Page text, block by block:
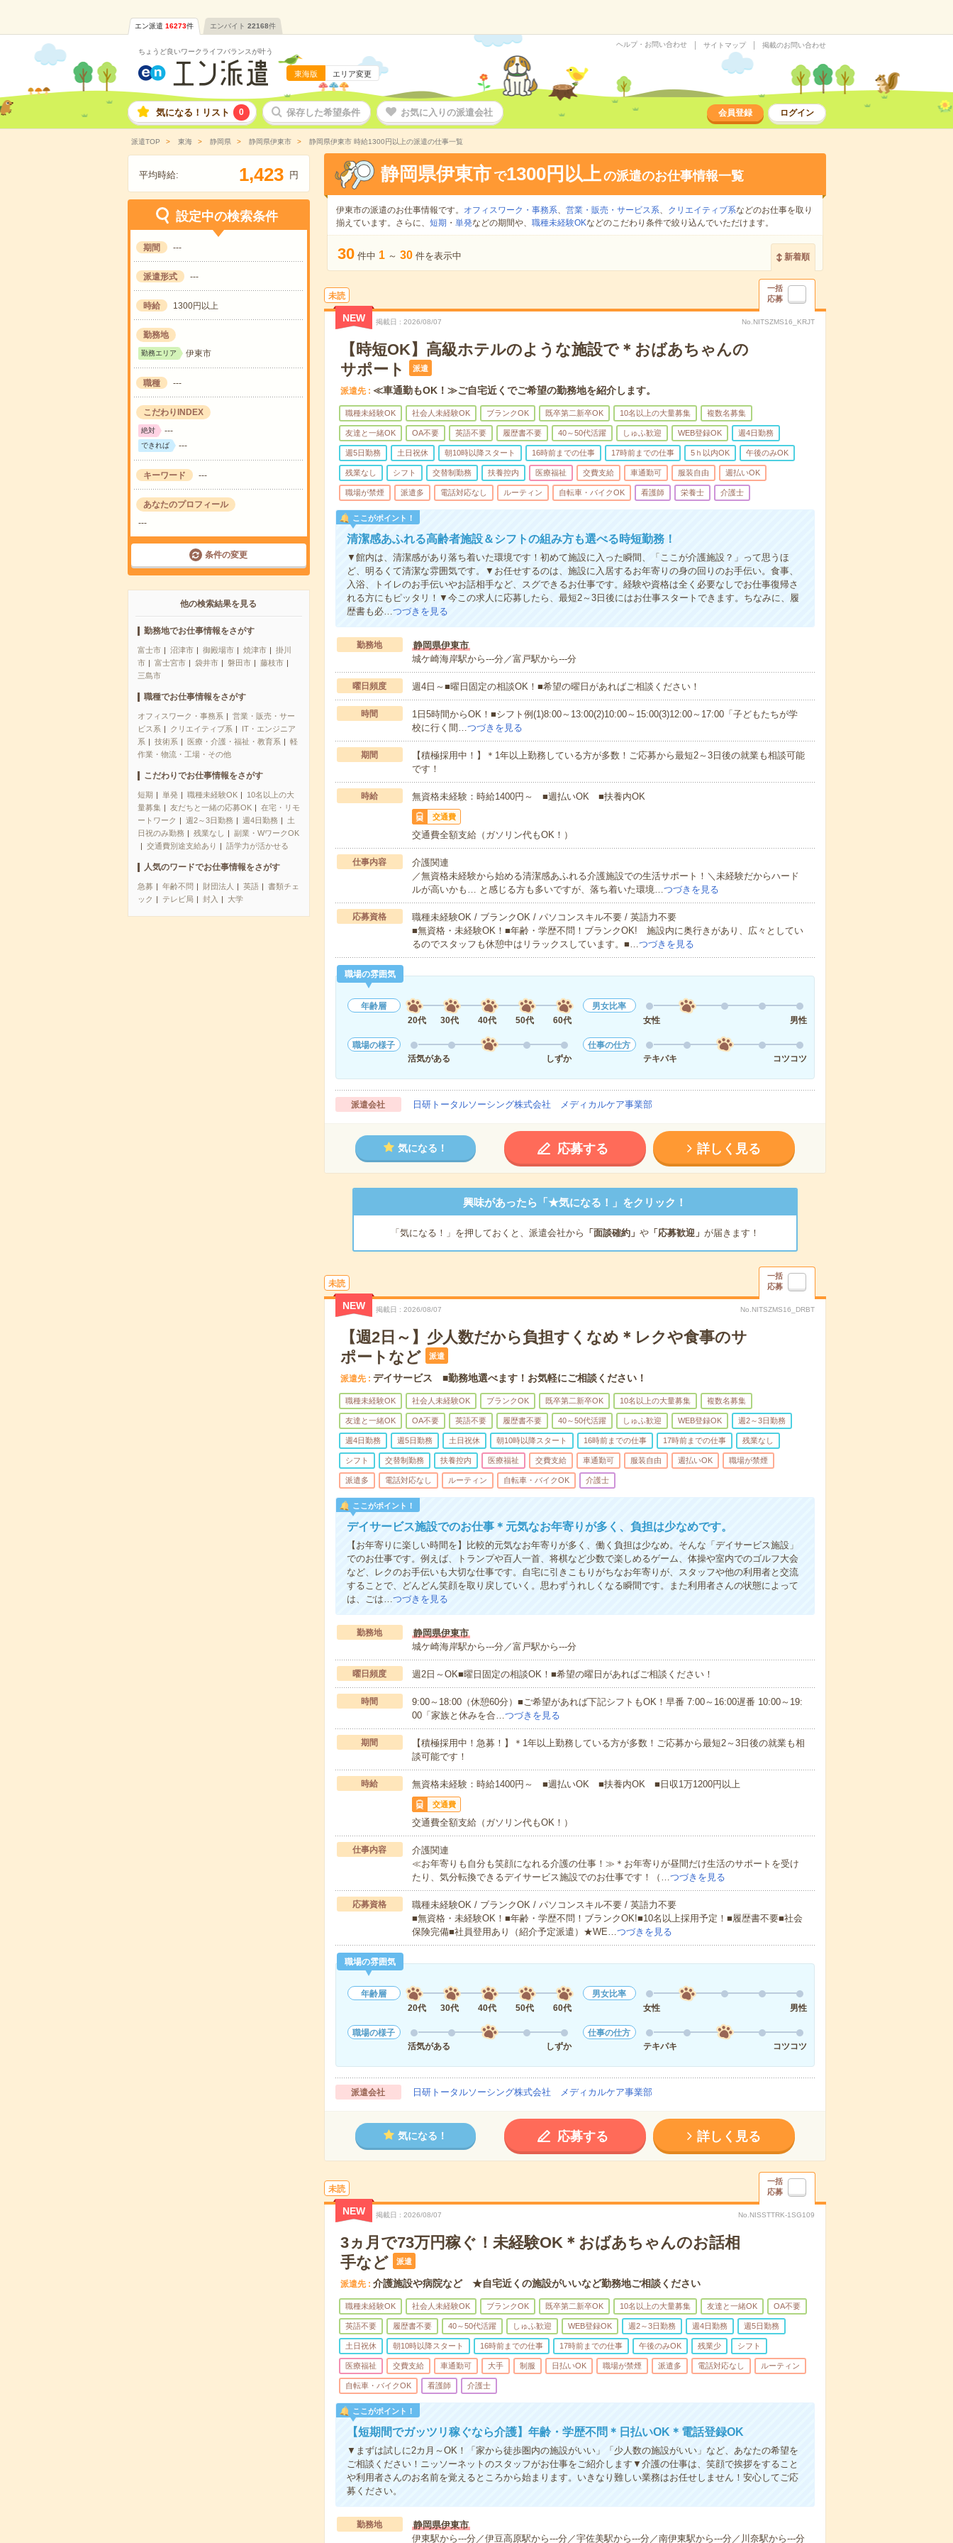
エン派遣 16273件 エンバイト 22168件
ちょうど良いワークライフバランスが叶う
東海版 エリア変更
ヘルプ・お問い合わせ サイトマップ 掲載のお問い合わせ
気になる！リスト 0 保存した希望条件 お気に入りの派遣会社 会員登録 ログイン
派遣TOP 東海 静岡県 静岡県伊東市 静岡県伊東市 時給1300円以上の派遣の仕事一覧
平均時給: 1,423 円
設定中の検索条件
期間 ---
派遣形式 ---
時給 1300円以上
勤務地
勤務エリア 伊東市
職種 ---
こだわりINDEX
絶対 ---
できれば ---
キーワード ---
あなたのプロフィール
---
条件の変更
他の検索結果を見る
勤務地でお仕事情報をさがす
富士市 沼津市 御殿場市 焼津市
掛川
市
富士宮市 袋井市 磐田市
藤枝市
三島市
職種でお仕事情報をさがす
オフィスワーク・事務系
営業・販売・サー
ビス系
クリエイティブ系
IT・エンジニア
系
技術系 医療・介護・福祉・教育系
軽
作業・物流・工場・その他
こだわりでお仕事情報をさがす
短期 単発 職種未経験OK
10名以上の大
量募集
友だちと一緒の応募OK
在宅・リモ
ートワーク
週2～3日勤務 週4日勤務
土
日祝のみ勤務
残業なし
副業・WワークOK
交通費別途支給あり
語学力が活かせる
人気のワードでお仕事情報をさがす
急募 年齢不問 財団法人 英語
書類チェ
ック
テレビ局 封入 大学
静岡県伊東市 で1300円以上の派遣のお仕事情報一覧
伊東市の派遣のお仕事情報です。 オフィスワーク・事務系、 営業・販売・サービス系、 クリエイティブ系などのお仕事を取り
揃えています。さらに、 短期 ・ 単発などの期間や、 職種未経験OKなどのこだわり条件で絞り込んでいただけます。
30 件中 1 ～ 30 件を表示中 新着順
未読
一括
応募
NEW 掲載日 2026/08/07 No.NITSZMS16_KRJT
【時短OK】高級ホテルのような施設で＊おばあちゃんの
サポート
派遣
派遣先 ≪車通勤もOK！≫ご自宅近くでご希望の勤務地を紹介します。
職種未経験OK 社会人未経験OK ブランクOK 既卒第二新卒OK 10名以上の大量募集 複数名募集
友達と一緒OK OA不要 英語不要 履歴書不要 40～50代活躍 しゅふ歓迎 WEB登録OK 週4日勤務
週5日勤務 土日祝休 朝10時以降スタート 16時前までの仕事 17時前までの仕事 5ｈ以内OK 午後のみOK
残業なし シフト 交替制勤務 扶養控内 医療福祉 交費支給 車通勤可 服装自由 週払いOK
職場が禁煙 派遣多 電話対応なし ルーティン 自転車・バイクOK 看護師 栄養士 介護士
ここがポイント！
清潔感あふれる高齢者施設＆シフトの組み方も選べる時短勤務！
▼館内は、清潔感があり落ち着いた環境です！初めて施設に入った瞬間、「ここが介護施設？」って思うほ
ど、明るくて清潔な雰囲気です。▼お任せするのは、施設に入居するお年寄りの身の回りのお手伝い。食事、
入浴、トイレのお手伝いやお話相手など、スグできるお仕事です。経験や資格は全く必要なしでお仕事復帰さ
れる方にもピッタリ！▼今この求人に応募したら、最短2～3日後にはお仕事スタートできます。ちなみに、履
歴書も必…つづきを見る
勤務地
静岡県伊東市
城ケ崎海岸駅から---分／富戸駅から---分
曜日頻度 週4日～■曜日固定の相談OK！■希望の曜日があればご相談ください！
時間
1日5時間からOK！■シフト例(1)8:00～13:00(2)10:00～15:00(3)12:00～17:00「子どもたちが学
校に行く間…つづきを見る
期間
【積極採用中！】＊1年以上勤務している方が多数！ご応募から最短2～3日後の就業も相談可能
です！
時給 無資格未経験：時給1400円～ ■週払いOK ■扶養内OK
交通費
交通費全額支給（ガソリン代もOK！）
仕事内容
介護関連
／無資格未経験から始める清潔感あふれる介護施設での生活サポート！＼未経験だからハード
ルが高いかも… と感じる方も多いですが、落ち着いた環境…つづきを見る
応募資格
職種未経験OK / ブランクOK / パソコンスキル不要 / 英語力不要
■無資格・未経験OK！■年齢・学歴不問！ブランクOK! 施設内に奥行きがあり、広々としてい
るのでスタッフも休憩中はリラックスしています。■…つづきを見る
職場の雰囲気
年齢層
20代
30代 40代 50代 60代
男女比率
女性
男性
職場の様子
活気がある
しずか
仕事の仕方
テキパキ
コツコツ
派遣会社 日研トータルソーシング株式会社 メディカルケア事業部
気になる！ 応募する 詳しく見る
興味があったら「★気になる！」をクリック！
「気になる！」を押しておくと、派遣会社から 「面談確約」 や「応募歓迎」 が届きます！
未読
一括
応募
NEW 掲載日 2026/08/07 No.NITSZMS16_DRBT
【週2日～】少人数だから負担すくなめ＊レクや食事のサ
ポートなど
派遣
派遣先 デイサービス ■勤務地選べます！お気軽にご相談ください！
職種未経験OK 社会人未経験OK ブランクOK 既卒第二新卒OK 10名以上の大量募集 複数名募集
友達と一緒OK OA不要 英語不要 履歴書不要 40～50代活躍 しゅふ歓迎 WEB登録OK 週2～3日勤務
週4日勤務 週5日勤務 土日祝休 朝10時以降スタート 16時前までの仕事 17時前までの仕事 残業なし
シフト 交替制勤務 扶養控内 医療福祉 交費支給 車通勤可 服装自由 週払いOK 職場が禁煙
派遣多 電話対応なし ルーティン 自転車・バイクOK 介護士
ここがポイント！
デイサービス施設でのお仕事＊元気なお年寄りが多く、負担は少なめです。
【お年寄りに楽しい時間を】比較的元気なお年寄りが多く、働く負担は少なめ。そんな「デイサービス施設」
でのお仕事です。例えば、トランプや百人一首、将棋など少数で楽しめるゲーム、体操や室内でのゴルフ大会
など、レクのお手伝いも大切な仕事です。自宅に引きこもりがちなお年寄りが、スタッフや他の利用者と交流
することで、どんどん笑顔を取り戻していく。思わずうれしくなる瞬間です。また利用者さんの状態によって
は、ごは…つづきを見る
勤務地
静岡県伊東市
城ケ崎海岸駅から---分／富戸駅から---分
曜日頻度 週2日～OK■曜日固定の相談OK！■希望の曜日があればご相談ください！
時間
9:00～18:00（休憩60分）■ご希望があれば下記シフトもOK！早番 7:00～16:00遅番 10:00～19:
00「家族と休みを合…つづきを見る
期間
【積極採用中！急募！】＊1年以上勤務している方が多数！ご応募から最短2～3日後の就業も相
談可能です！
時給 無資格未経験：時給1400円～ ■週払いOK ■扶養内OK ■日収1万1200円以上
交通費
交通費全額支給（ガソリン代もOK！）
仕事内容
介護関連
≪お年寄りも自分も笑顔になれる介護の仕事！≫＊お年寄りが昼間だけ生活のサポートを受け
たり、気分転換できるデイサービス施設でのお仕事です！（…つづきを見る
応募資格
職種未経験OK / ブランクOK / パソコンスキル不要 / 英語力不要
■無資格・未経験OK！■年齢・学歴不問！ブランクOK!■10名以上採用予定！■履歴書不要■社会
保険完備■社員登用あり（紹介予定派遣）★WE…つづきを見る
職場の雰囲気
年齢層
20代
30代 40代 50代 60代
男女比率
女性
男性
職場の様子
活気がある
しずか
仕事の仕方
テキパキ
コツコツ
派遣会社 日研トータルソーシング株式会社 メディカルケア事業部
気になる！ 応募する 詳しく見る
未読
一括
応募
NEW 掲載日 2026/08/07 No.NISSTTRK-1SG109
3ヵ月で73万円稼ぐ！未経験OK＊おばあちゃんのお話相
手など
派遣
派遣先 介護施設や病院など ★自宅近くの施設がいいなど勤務地ご相談ください
職種未経験OK 社会人未経験OK ブランクOK 既卒第二新卒OK 10名以上の大量募集 友達と一緒OK OA不要
英語不要 履歴書不要 40～50代活躍 しゅふ歓迎 WEB登録OK 週2～3日勤務 週4日勤務 週5日勤務
土日祝休 朝10時以降スタート 16時前までの仕事 17時前までの仕事 午後のみOK 残業少 シフト
医療福祉 交費支給 車通勤可 大手 制服 日払いOK 職場が禁煙 派遣多 電話対応なし ルーティン
自転車・バイクOK 看護師 介護士
ここがポイント！
【短期間でガッツリ稼ぐなら介護】年齢・学歴不問＊日払いOK＊電話登録OK
▼まずは試しに2カ月～OK！「家から徒歩圏内の施設がいい」「少人数の施設がいい」など、あなたの希望を
ご相談ください！ニッソーネットのスタッフがお仕事をご紹介します▼介護の仕事は、笑顔で挨拶をすること
や利用者さんのお名前を覚えるところから始まります。いきなり難しい業務はお任せしません！安心してご応
募ください。
勤務地
静岡県伊東市
伊東駅から---分／伊豆高原駅から---分／宇佐美駅から---分／南伊東駅から---分／川奈駅から---分